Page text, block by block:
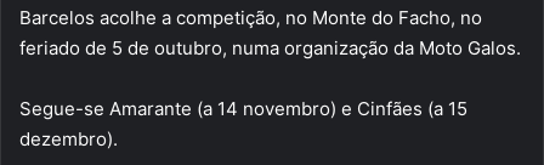
Barcelos acolhe a competição, no Monte do Facho, no
feriado de 5 de outubro, numa organização da Moto Galos.
Segue-se Amarante (a 14 novembro) e Cinfães (a 15
dezembro).